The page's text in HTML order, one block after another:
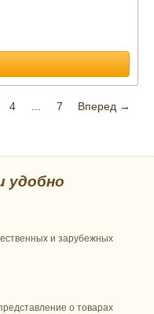
4 7 Вперед →
удобно
и зарубежных
о товарах